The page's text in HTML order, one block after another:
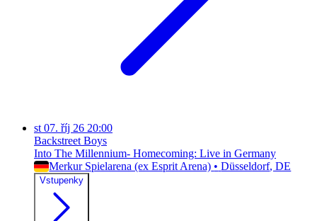
st 07. říj 26 20:00
Backstreet Boys
Into The Millennium- Homecoming: Live in Germany
Merkur Spielarena (ex Esprit Arena) • Düsseldorf, DE
Vstupenky